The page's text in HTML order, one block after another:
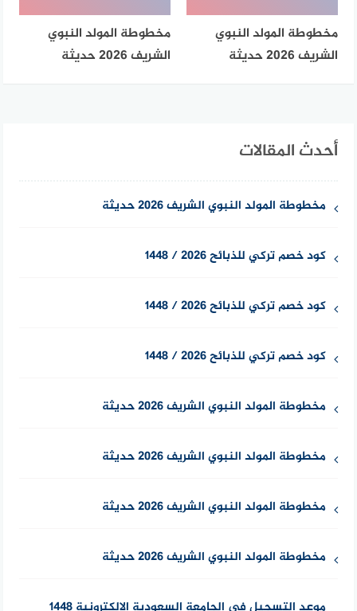
مخطوطة المولد النبوي
الشريف 2026 حديثة
مخطوطة المولد النبوي
الشريف 2026 حديثة
أحدث المقالات
مخطوطة المولد النبوي الشريف 2026 حديثة
كود خصم تركي للذبائح 2026 / 1448
كود خصم تركي للذبائح 2026 / 1448
كود خصم تركي للذبائح 2026 / 1448
مخطوطة المولد النبوي الشريف 2026 حديثة
مخطوطة المولد النبوي الشريف 2026 حديثة
مخطوطة المولد النبوي الشريف 2026 حديثة
مخطوطة المولد النبوي الشريف 2026 حديثة